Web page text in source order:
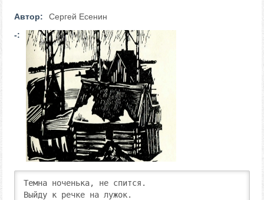
Автор:
Сергей Есенин
-:
Темна ноченька, не спится.
Выйду к речке на лужок.